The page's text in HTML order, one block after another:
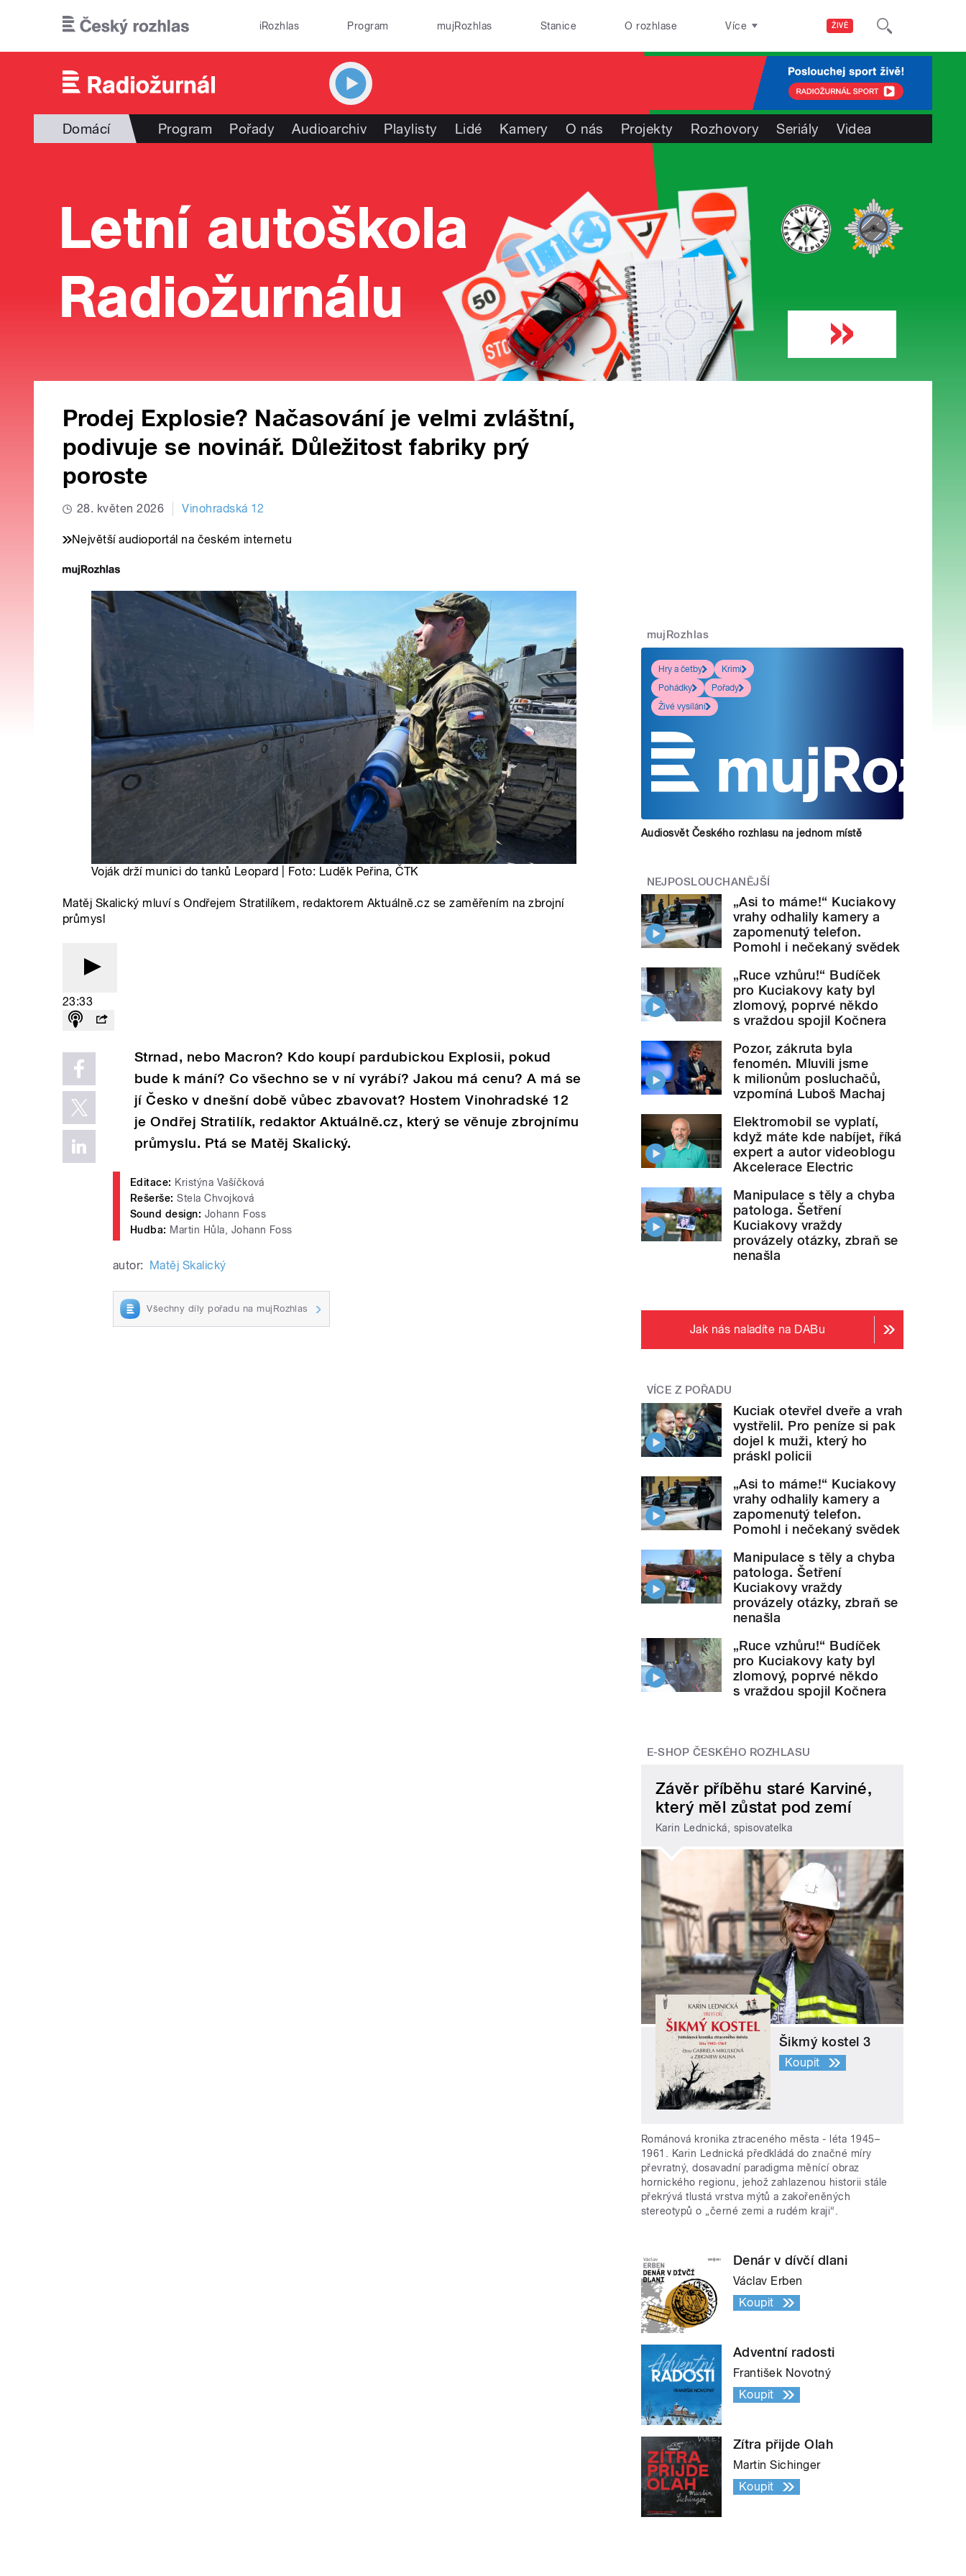
ŽIVĚ
iRozhlas Program mujRozhlas Stanice O rozhlase Více
Domácí Program Pořady Audioarchiv Playlisty Lidé Kamery O nás Projekty Rozhovory Seriály Videa
Prodej Explosie? Načasování je velmi zvláštní,
podivuje se novinář. Důležitost fabriky prý
poroste
28. květen 2026 Vinohradská 12
Největší audioportál na českém internetu
Voják drží munici do tanků Leopard | Foto: Luděk Peřina, ČTK
Matěj Skalický mluví s Ondřejem Stratilíkem, redaktorem Aktuálně.cz se zaměřením na zbrojní
průmysl
23:33
Strnad, nebo Macron? Kdo koupí pardubickou Explosii, pokud
bude k mání? Co všechno se v ní vyrábí? Jakou má cenu? A má se
jí Česko v dnešní době vůbec zbavovat? Hostem Vinohradské 12
je Ondřej Stratilík, redaktor Aktuálně.cz, který se věnuje zbrojnímu
průmyslu. Ptá se Matěj Skalický.
Editace: Kristýna Vašíčková
Rešerše: Stela Chvojková
Sound design: Johann Foss
Hudba: Martin Hůla, Johann Foss
autor: Matěj Skalický
Všechny díly pořadu na mujRozhlas
mujRozhlas
Hry a četby
Krimi
Pohádky
Pořady
Živé vysílání
Audiosvět Českého rozhlasu na jednom místě
NEJPOSLOUCHANĚJŠÍ
„Asi to máme!“ Kuciakovy
vrahy odhalily kamery a
zapomenutý telefon.
Pomohl i nečekaný svědek
„Ruce vzhůru!“ Budíček
pro Kuciakovy katy byl
zlomový, poprvé někdo
s vraždou spojil Kočnera
Pozor, zákruta byla
fenomén. Mluvili jsme
k milionům posluchačů,
vzpomíná Luboš Machaj
Elektromobil se vyplatí,
když máte kde nabíjet, říká
expert a autor videoblogu
Akcelerace Electric
Manipulace s těly a chyba
patologa. Šetření
Kuciakovy vraždy
provázely otázky, zbraň se
nenašla
Jak nás naladíte na DABu
VÍCE Z POŘADU
Kuciak otevřel dveře a vrah
vystřelil. Pro peníze si pak
dojel k muži, který ho
práskl policii
„Asi to máme!“ Kuciakovy
vrahy odhalily kamery a
zapomenutý telefon.
Pomohl i nečekaný svědek
Manipulace s těly a chyba
patologa. Šetření
Kuciakovy vraždy
provázely otázky, zbraň se
nenašla
„Ruce vzhůru!“ Budíček
pro Kuciakovy katy byl
zlomový, poprvé někdo
s vraždou spojil Kočnera
E-SHOP ČESKÉHO ROZHLASU
Závěr příběhu staré Karviné,
který měl zůstat pod zemí
Karin Lednická, spisovatelka
Šikmý kostel 3
Koupit
Románová kronika ztraceného města - léta 1945–
1961. Karin Lednická předkládá do značné míry
převratný, dosavadní paradigma měnící obraz
hornického regionu, jehož zahlazenou historii stále
překrývá tlustá vrstva mýtů a zakořeněných
stereotypů o „černé zemi a rudém kraji“.
Denár v dívčí dlani
Václav Erben
Koupit
Adventní radosti
František Novotný
Koupit
Zítra přijde Olah
Martin Sichinger
Koupit